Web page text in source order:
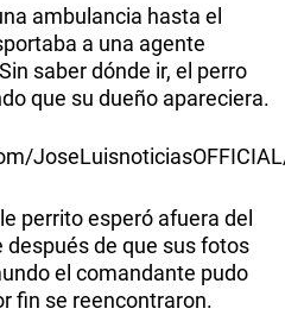
ambulancia hasta el
a una agente
saber dónde ir, el perro
que su dueño apareciera.
perrito esperó afuera del
de que sus fotos
el comandante pudo
fin se reencontraron.